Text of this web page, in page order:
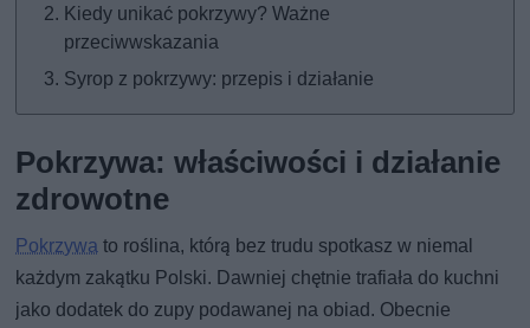
Kiedy unikać pokrzywy? Ważne
przeciwwskazania
Syrop z pokrzywy: przepis i działanie
Pokrzywa: właściwości i działanie
zdrowotne
Pokrzywa to roślina, którą bez trudu spotkasz w niemal
każdym zakątku Polski. Dawniej chętnie trafiała do kuchni
jako dodatek do zupy podawanej na obiad. Obecnie